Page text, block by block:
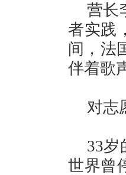
营长
者实践
间，法
伴着歌
对志
33岁
世界曾